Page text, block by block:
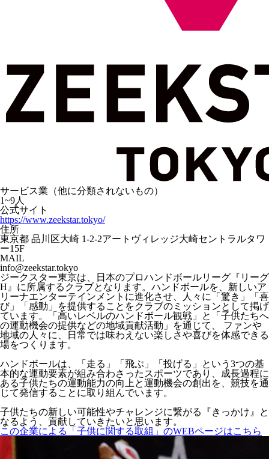
サービス業（他に分類されないもの）
1~9人
公式サイト
https://www.zeekstar.tokyo/
住所
東京都 品川区大崎 1-2-2アートヴィレッジ大崎セントラルタワ
ー15F
MAIL
info@zeekstar.tokyo
ジークスター東京は、日本のプロハンドボールリーグ『リーグ
H』に所属するクラブとなります。ハンドボールを、新しいア
リーナエンターテインメントに進化させ、人々に「驚き」「喜
び」「感動」を提供することをクラブのミッションとして掲げ
ています。「高いレベルのハンドボール観戦」と「子供たちへ
の運動機会の提供などの地域貢献活動」を通じて、 ファンや
地域の人々に、日常では味わえない楽しさや喜びを体感できる
場をつくります。
ハンドボールは、「走る」「飛ぶ」「投げる」という3つの基
本的な運動要素が組み合わさったスポーツであり、成長過程に
ある子供たちの運動能力の向上と運動機会の創出を、競技を通
じて発信することに取り組んでいます。
子供たちの新しい可能性やチャレンジに繋がる『きっかけ』と
なるよう、貢献していきたいと思います。
この企業による「子供に関する取組」のWEBページはこちら